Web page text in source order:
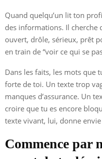
Quand quelqu’un lit ton
des informations. Il cherche
ouvert, drôle, sérieux, prêt
en train de “voir ce qui se
Dans les faits, les mots que
forte de toi. Un texte trop
manques d’assurance. Un
croire que tu es encore
texte vivant, lui, donne envie
Commence par